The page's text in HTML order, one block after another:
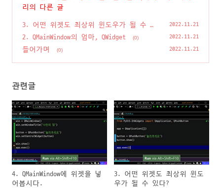
리의 다른 글
3. 어떤 위젯도 최상위 윈도우가 될 수 있
다?
(0)
2022.11.21
2. QMainWindow의 엄마, QWidget (0) 2022.11.21
들어가며 (0) 2022.11.21
관련글
4. QMainWindow에 위젯을 넣
어봅시다.
3. 어떤 위젯도 최상위 윈도
우가 될 수 있다?